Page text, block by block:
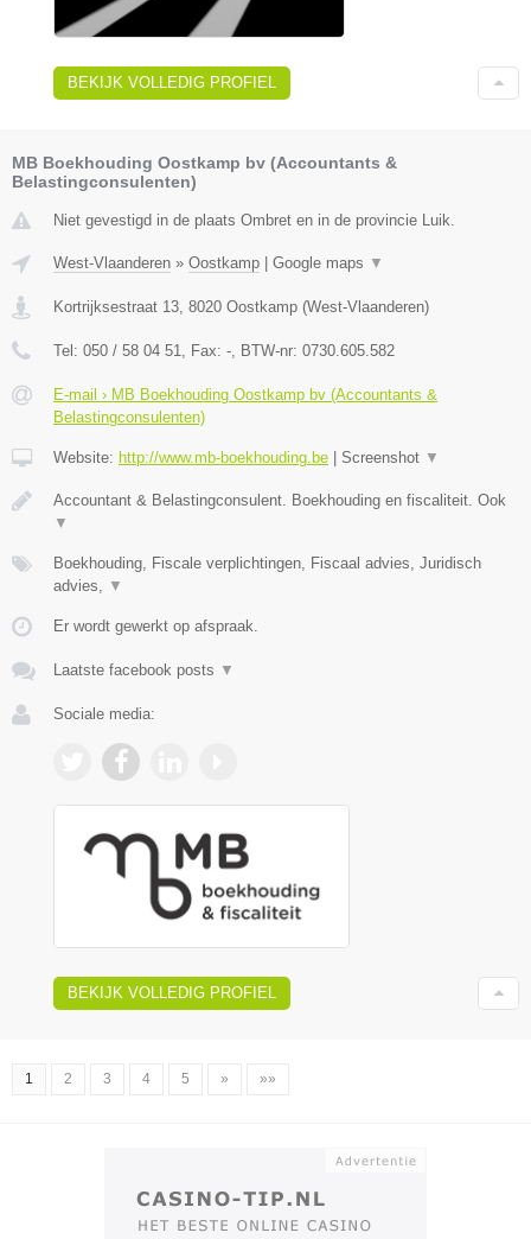
BEKIJK VOLLEDIG PROFIEL
MB Boekhouding Oostkamp bv (Accountants &
Belastingconsulenten)
Niet gevestigd in de plaats Ombret en in de provincie Luik.
West-Vlaanderen » Oostkamp Google maps ▼
Kortrijksestraat 13 8020 Oostkamp (West-Vlaanderen)
Tel: 050 / 58 04 51 , Fax: - , BTW-nr: 0730.605.582
E-mail › MB Boekhouding Oostkamp bv (Accountants &
Belastingconsulenten)
Website: http://www.mb-boekhouding.be Screenshot ▼
Accountant & Belastingconsulent. Boekhouding en fiscaliteit. Ook
▼
Boekhouding, Fiscale verplichtingen, Fiscaal advies, Juridisch
advies,
▼
Er wordt gewerkt op afspraak.
Laatste facebook posts ▼
Sociale media:
BEKIJK VOLLEDIG PROFIEL
1 2 3 4 5 » »»